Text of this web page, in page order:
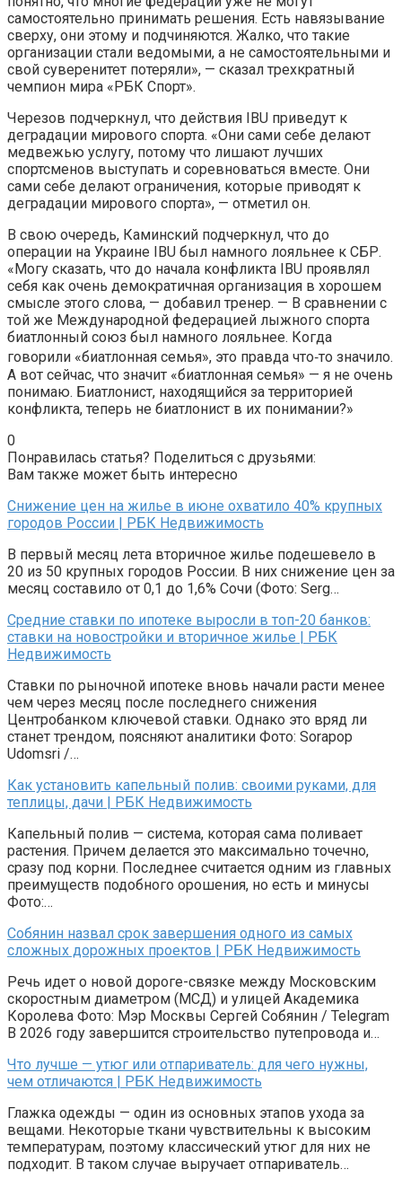
самостоятельно принимать решения. Есть навязывание
сверху, они этому и подчиняются. Жалко, что такие
организации стали ведомыми, а не самостоятельными и
свой суверенитет потеряли», — сказал трехкратный
чемпион мира «РБК Спорт».
Черезов подчеркнул, что действия IBU приведут к
деградации мирового спорта. «Они сами себе делают
медвежью услугу, потому что лишают лучших
спортсменов выступать и соревноваться вместе. Они
сами себе делают ограничения, которые приводят к
деградации мирового спорта», — отметил он.
В свою очередь, Каминский подчеркнул, что до
операции на Украине IBU был намного лояльнее к СБР.
«Могу сказать, что до начала конфликта IBU проявлял
себя как очень демократичная организация в хорошем
смысле этого слова, — добавил тренер. — В сравнении с
той же Международной федерацией лыжного спорта
биатлонный союз был намного лояльнее. Когда
говорили «биатлонная семья», это правда что‑то значило.
А вот сейчас, что значит «биатлонная семья» — я не очень
понимаю. Биатлонист, находящийся за территорией
конфликта, теперь не биатлонист в их понимании?»
0
Понравилась статья? Поделиться с друзьями:
Вам также может быть интересно
Снижение цен на жилье в июне охватило 40% крупных
городов России | РБК Недвижимость
В первый месяц лета вторичное жилье подешевело в
20 из 50 крупных городов России. В них снижение цен за
месяц составило от 0,1 до 1,6% Сочи (Фото: Serg…
Средние ставки по ипотеке выросли в топ-20 банков:
ставки на новостройки и вторичное жилье | РБК
Недвижимость
Ставки по рыночной ипотеке вновь начали расти менее
чем через месяц после последнего снижения
Центробанком ключевой ставки. Однако это вряд ли
станет трендом, поясняют аналитики Фото: Sorapop
Udomsri /…
Как установить капельный полив: своими руками, для
теплицы, дачи | РБК Недвижимость
Капельный полив — система, которая сама поливает
растения. Причем делается это максимально точечно,
сразу под корни. Последнее считается одним из главных
преимуществ подобного орошения, но есть и минусы
Фото:…
Собянин назвал срок завершения одного из самых
сложных дорожных проектов | РБК Недвижимость
Речь идет о новой дороге-связке между Московским
скоростным диаметром (МСД) и улицей Академика
Королева Фото: Мэр Москвы Сергей Собянин / Telegram
В 2026 году завершится строительство путепровода и…
Что лучше — утюг или отпариватель: для чего нужны,
чем отличаются | РБК Недвижимость
Глажка одежды — один из основных этапов ухода за
вещами. Некоторые ткани чувствительны к высоким
температурам, поэтому классический утюг для них не
подходит. В таком случае выручает отпариватель…